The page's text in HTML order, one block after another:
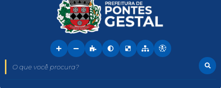
O que você procura?